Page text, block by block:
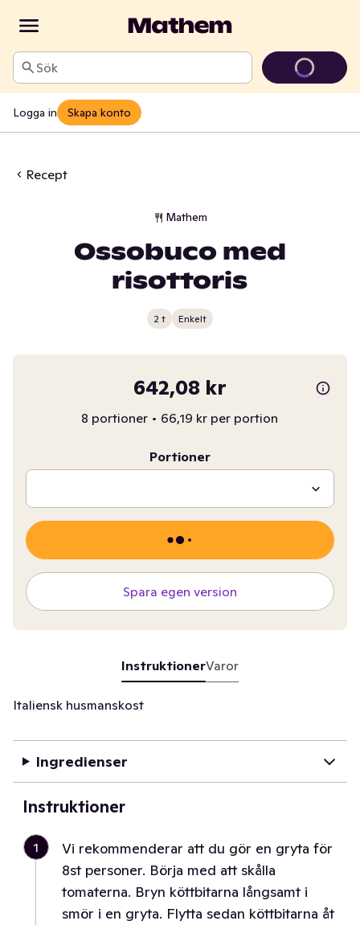
Sök
Logga in Skapa konto
Recept
Mathem
Ossobuco med
risottoris
2 t Enkelt
642,08 kr
8 portioner • 66,19 kr per portion
Portioner
Spara egen version
InstruktionerVaror
Italiensk husmanskost
Ingredienser
Instruktioner
1
Vi rekommenderar att du gör en gryta för
8st personer. Börja med att skålla
tomaterna. Bryn köttbitarna långsamt i
smör i en gryta. Flytta sedan köttbitarna åt